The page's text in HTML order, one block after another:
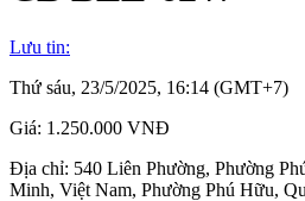
Lưu tin:
Thứ sáu, 23/5/2025, 16:14 (GMT+7)
Giá: 1.250.000 VNĐ
Địa chỉ: 540 Liên Phường, Phường
Minh, Việt Nam, Phường Phú Hữu,